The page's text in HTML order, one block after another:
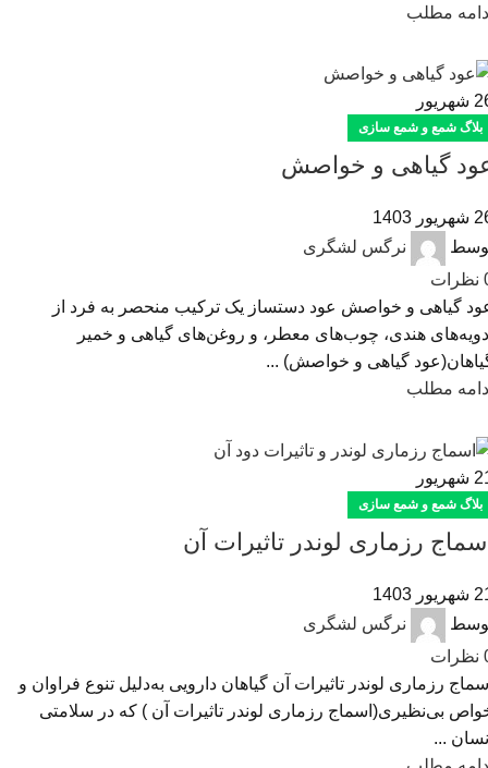
مطلب
شهریور
بلاگ شمع و شمع سازی
گیاهی و خواصش
1403
نرگس لشگری
نظرات
گیاهی و خواصش عود دستساز یک ترکیب منحصر به فرد از
هندی، چوب‌های معطر، و روغن‌های گیاهی و خمیر
گیاهی و خواصش) ...
مطلب
شهریور
بلاگ شمع و شمع سازی
رزماری لوندر تاثیرات آن
1403
نرگس لشگری
نظرات
رزماری لوندر تاثیرات آن گیاهان دارویی به‌دلیل تنوع فراوان و
بی‌نظیری(اسماج رزماری لوندر تاثیرات آن ) که در سلامتی
...